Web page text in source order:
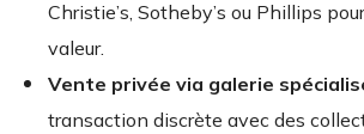
Christie’s, Sotheby’s ou Phillips
valeur.
Vente privée via galerie
transaction discrète avec des